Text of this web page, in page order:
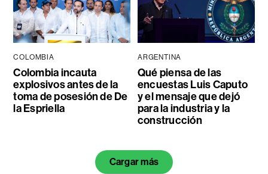
COLOMBIA
Colombia incauta
explosivos antes de la
toma de posesión de De
la Espriella
ARGENTINA
Qué piensa de las
encuestas Luis Caputo
y el mensaje que dejó
para la industria y la
construcción
Cargar más